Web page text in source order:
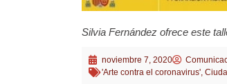
Silvia Fernández ofrece este
noviembre 7, 2020
'Arte contra el coronavirus',